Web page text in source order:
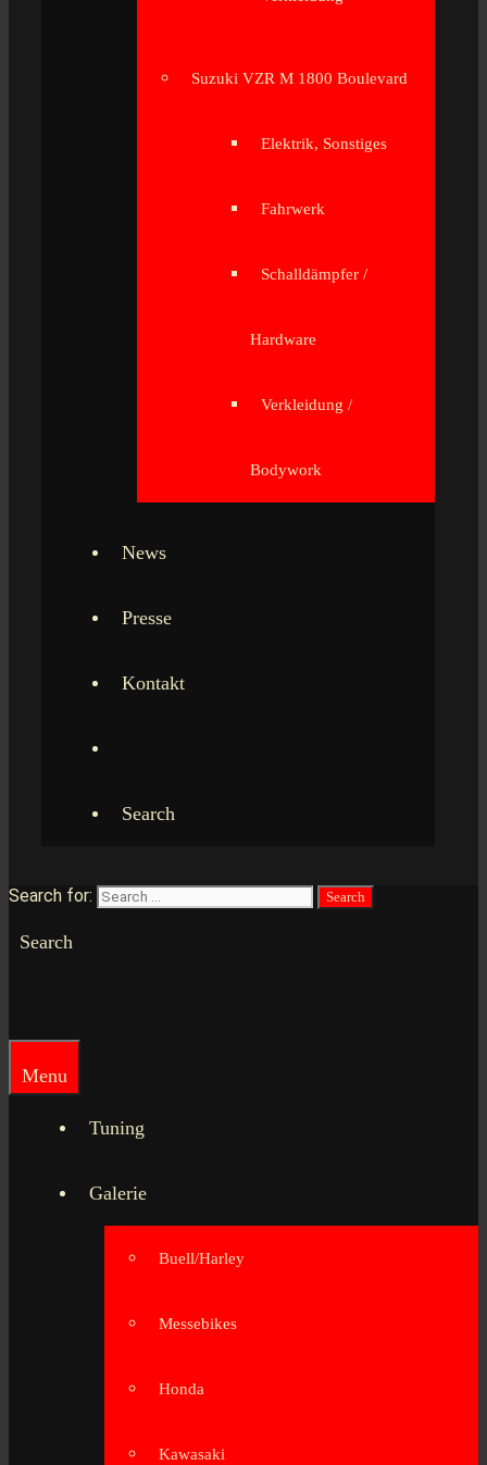
Suzuki VZR M 1800 Boulevard
Elektrik, Sonstiges
Fahrwerk
Schalldämpfer /
Hardware
Verkleidung /
Bodywork
News
Presse
Kontakt
Search
Search for:
Search
Menu
Tuning
Galerie
Buell/Harley
Messebikes
Honda
Kawasaki